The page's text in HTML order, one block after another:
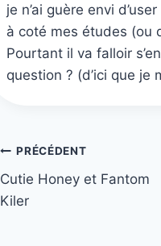
je n’ai guère envi
à coté mes études (ou
Pourtant il va falloir
question ? (d’ici que je
Navigation
de
PRÉCÉDENT
Cutie Honey et Fantom
Kiler